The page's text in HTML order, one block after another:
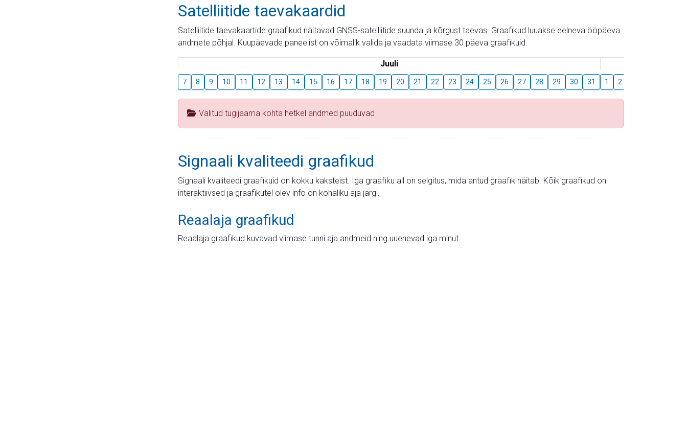
Satelliitide taevakaardid
Satelliitide taevakaartide graafikud näitavad GNSS-satelliitide suunda ja kõrgust taevas. Graafikud luuakse eelneva ööpäeva
andmete põhjal. Kuupäevade paneelist on võimalik valida ja vaadata viimase 30 päeva graafikuid.
Juuli
7 8 9 10 11 12 13 14 15 16 17 18 19 20 21 22 23 24 25 26 27 28 29 30 31 1 2
Valitud tugijaama kohta hetkel andmed puuduvad
Signaali kvaliteedi graafikud
Signaali kvaliteedi graafikuid on kokku kaksteist. Iga graafiku all on selgitus, mida antud graafik näitab. Kõik graafikud on
interaktiivsed ja graafikutel olev info on kohaliku aja järgi.
Reaalaja graafikud
Reaalaja graafikud kuvavad viimase tunni aja andmeid ning uuenevad iga minut.